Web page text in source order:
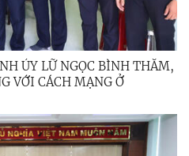
ỦY LỮ NGỌC BÌNH THĂM,
VỚI CÁCH MẠNG Ở